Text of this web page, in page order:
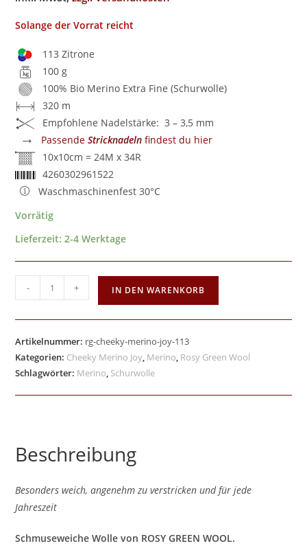
Solange der Vorrat reicht
113 Zitrone
100 g
100% Bio Merino Extra Fine (Schurwolle)
320 m
Empfohlene Nadelstärke: 3 – 3,5 mm
→ PassendeStricknadeln findest du hier
10x10cm = 24M x 34R
4260302961522
Waschmaschinenfest 30°C
Vorrätig
Lieferzeit:2-4 Werktage
- + IN DEN WARENKORB
Artikelnummer: rg-cheeky-merino-joy-113
Kategorien: Cheeky Merino Joy, Merino, Rosy Green Wool
Schlagwörter: Merino, Schurwolle
Beschreibung
Besonders weich, angenehm zu verstricken und für jede
Jahreszeit
Schmuseweiche Wolle von ROSY GREEN WOOL.